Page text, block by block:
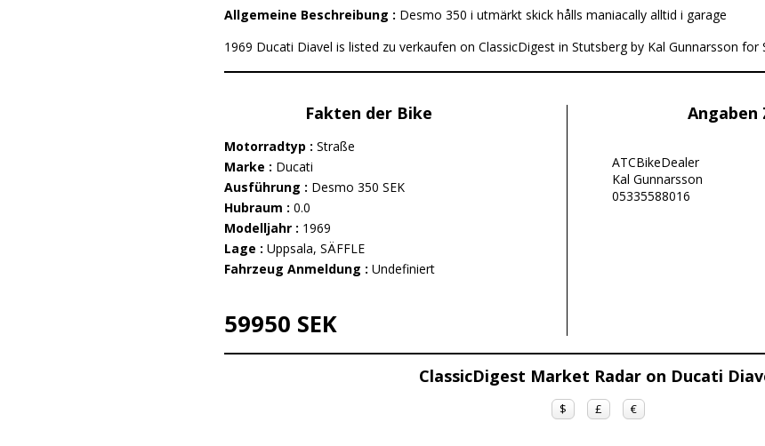
Allgemeine Beschreibung : Desmo 350 i utmärkt skick hålls maniacally alltid i garage
1969 Ducati Diavel is listed zu verkaufen on ClassicDigest in Stutsberg by Kal Gunnarsson for
Fakten der Bike
Motorradtyp : Straße
Marke : Ducati
Ausführung : Desmo 350 SEK
Hubraum : 0.0
Modelljahr : 1969
Lage : Uppsala, SÄFFLE
Fahrzeug Anmeldung : Undefiniert
59950 SEK
Angaben
ATCBikeDealer
Kal Gunnarsson
05335588016
ClassicDigest Market Radar on Ducati
$ £ €